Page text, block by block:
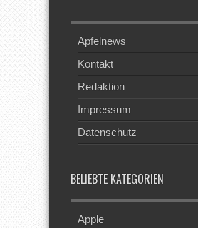
Apfelnews
Kontakt
Redaktion
Impressum
Datenschutz
BELIEBTE KATEGORIEN
Apple